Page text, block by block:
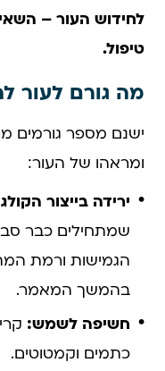
לחידוש העור –
טיפול.
מה גורם לעור
ישנם מספר גורמים
ומראהו של העור:
ירידה בייצור
הגמישות ורמת
בהמשך המאמר.
חשיפה לשמש:
כתמים וקמטוטים.